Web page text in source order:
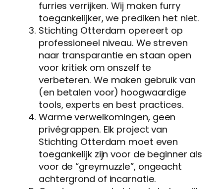
furries verrijken. Wij maken furry
toegankelijker, we prediken het niet.
Stichting Otterdam opereert op
professioneel niveau. We streven
naar transparantie en staan open
voor kritiek om onszelf te
verbeteren. We maken gebruik van
(en betalen voor) hoogwaardige
tools, experts en best practices.
Warme verwelkomingen, geen
privégrappen. Elk project van
Stichting Otterdam moet even
toegankelijk zijn voor de beginner als
voor de “greymuzzle”, ongeacht
achtergrond of incarnatie.